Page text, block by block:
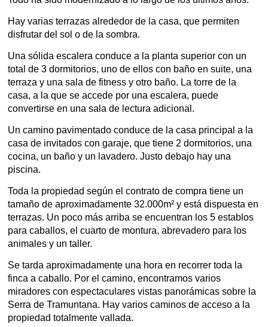
Hay varias terrazas alrededor de la casa, que permiten
disfrutar del sol o de la sombra.
Una sólida escalera conduce a la planta superior con un
total de 3 dormitorios, uno de ellos con baño en suite, una
terraza y una sala de fitness y otro baño. La torre de la
casa, a la que se accede por una escalera, puede
convertirse en una sala de lectura adicional.
Un camino pavimentado conduce de la casa principal a la
casa de invitados con garaje, que tiene 2 dormitorios, una
cocina, un baño y un lavadero. Justo debajo hay una
piscina.
Toda la propiedad según el contrato de compra tiene un
tamaño de aproximadamente 32.000m² y está dispuesta en
terrazas. Un poco más arriba se encuentran los 5 establos
para caballos, el cuarto de montura, abrevadero para los
animales y un taller.
Se tarda aproximadamente una hora en recorrer toda la
finca a caballo. Por el camino, encontramos varios
miradores con espectaculares vistas panorámicas sobre la
Serra de Tramuntana. Hay varios caminos de acceso a la
propiedad totalmente vallada.